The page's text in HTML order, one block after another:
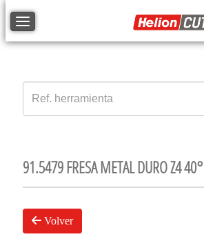
Toggle navigation
91.5479 FRESA METAL DURO Z4 40°
Volver